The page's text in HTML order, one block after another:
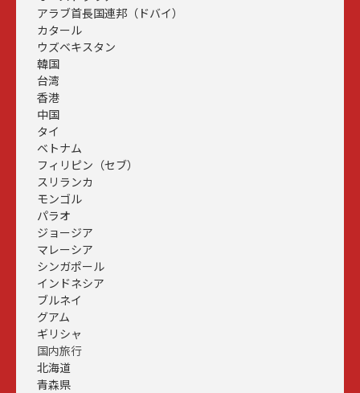
アラブ首長国連邦（ドバイ）
カタール
ウズベキスタン
韓国
台湾
香港
中国
タイ
ベトナム
フィリピン（セブ）
スリランカ
モンゴル
パラオ
ジョージア
マレーシア
シンガポール
インドネシア
ブルネイ
グアム
ギリシャ
国内旅行
北海道
青森県